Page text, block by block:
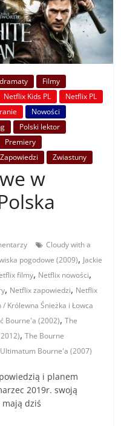
dramaty
Filmy
Netflix Kids PL
Netflix PL
Nowości
Polski lektor
Premiery
Zapowiedzi Zwiastuny
w
Cloudy with a
pogodowe (2009), Jackie
filmy, Netflix nowości,
, Netflix zapowiedzi, Netflix
Królewna Śnieżka i Łowca
Bourne'a (2002),The
,The Bourne
Ultimatum Bourne'a (2007)
i planem
2019r. swoją
dziś